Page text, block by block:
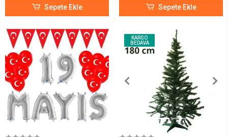
Sepete Ekle Sepete Ekle
KARGO
BEDAVA